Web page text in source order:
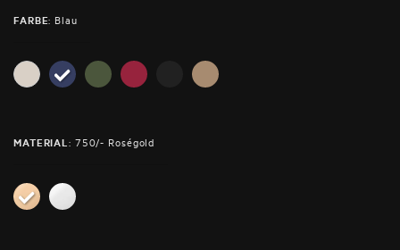
FARBE: Blau
MATERIAL: 750/- Roségold